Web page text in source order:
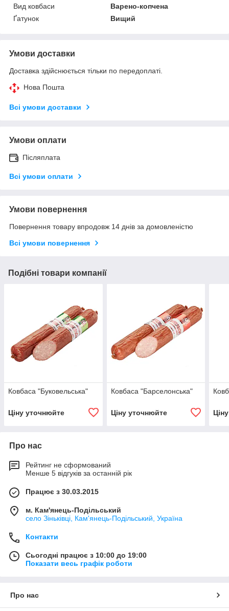
Вид ковбаси
Варено-копчена
Ґатунок
Вищий
Умови доставки
Доставка здійснюється тільки по передоплаті.
Нова Пошта
Всі умови доставки
Умови оплати
Післяплата
Всі умови оплати
Умови повернення
Повернення товару впродовж 14 днів за домовленістю
Всі умови повернення
Подібні товари компанії
Ковбаса "Буковельська"
Ціну уточнюйте
Ковбаса "Барселонська"
Ціну уточнюйте
Про нас
Рейтинг не сформований
Менше 5 відгуків за останній рік
Працює з 30.03.2015
м. Кам'янець-Подільський
село Зіньківці, Кам'янець-Подільський, Україна
Контакти
Сьогодні працює з 10:00 до 19:00
Показати весь графік роботи
Про нас